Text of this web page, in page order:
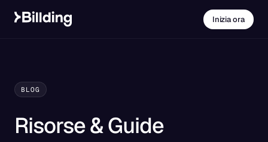
Inizia ora
BLOG
Risorse & Guide